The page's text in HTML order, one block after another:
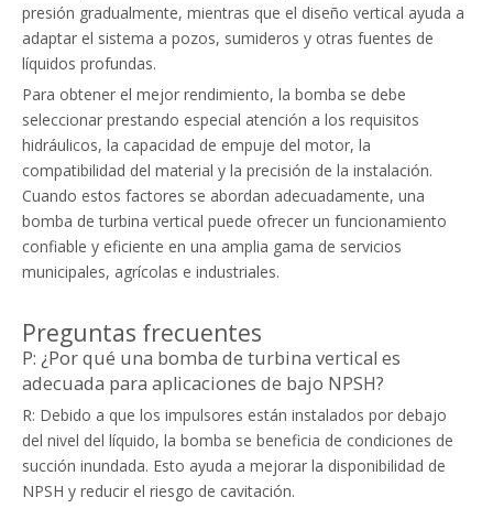
presión gradualmente, mientras que el diseño vertical ayuda a
adaptar el sistema a pozos, sumideros y otras fuentes de
líquidos profundas.
Para obtener el mejor rendimiento, la bomba se debe
seleccionar prestando especial atención a los requisitos
hidráulicos, la capacidad de empuje del motor, la
compatibilidad del material y la precisión de la instalación.
Cuando estos factores se abordan adecuadamente, una
bomba de turbina vertical puede ofrecer un funcionamiento
confiable y eficiente en una amplia gama de servicios
municipales, agrícolas e industriales.
Preguntas frecuentes
P: ¿Por qué una bomba de turbina vertical es
adecuada para aplicaciones de bajo NPSH?
R: Debido a que los impulsores están instalados por debajo
del nivel del líquido, la bomba se beneficia de condiciones de
succión inundada. Esto ayuda a mejorar la disponibilidad de
NPSH y reducir el riesgo de cavitación.